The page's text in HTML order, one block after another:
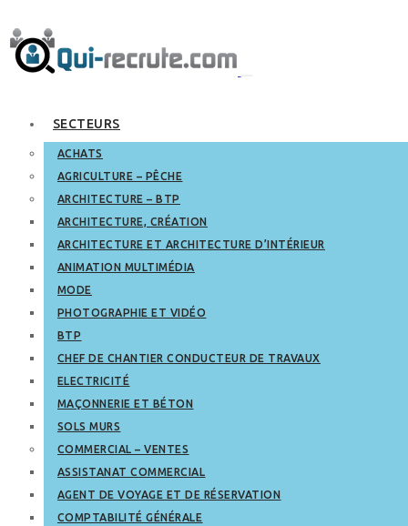
SECTEURS
ACHATS
AGRICULTURE – PÊCHE
ARCHITECTURE – BTP
ARCHITECTURE, CRÉATION
ARCHITECTURE ET ARCHITECTURE D’INTÉRIEUR
ANIMATION MULTIMÉDIA
MODE
PHOTOGRAPHIE ET VIDÉO
BTP
CHEF DE CHANTIER CONDUCTEUR DE TRAVAUX
ELECTRICITÉ
MAÇONNERIE ET BÉTON
SOLS MURS
COMMERCIAL – VENTES
ASSISTANAT COMMERCIAL
AGENT DE VOYAGE ET DE RÉSERVATION
COMPTABILITÉ GÉNÉRALE